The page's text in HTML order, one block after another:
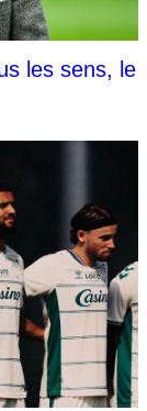
les sens, le